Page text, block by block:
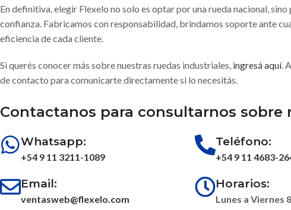
En definitiva, elegir Flexelo no solo es optar por una rueda nacional,
confianza. Fabricamos con responsabilidad, brindamos soporte ante
eficiencia de cada cliente.
Si querés conocer más sobre nuestras ruedas industriales, ingresá aquí.
de contacto para comunicarte directamente si lo necesitás.
Contactanos para consultarnos
Whatsapp:
+54 9 11 3211-1089
Email:
ventasweb@flexelo.com
Teléfono:
+54 9 11 4683-
Horarios:
Lunes a Viernes